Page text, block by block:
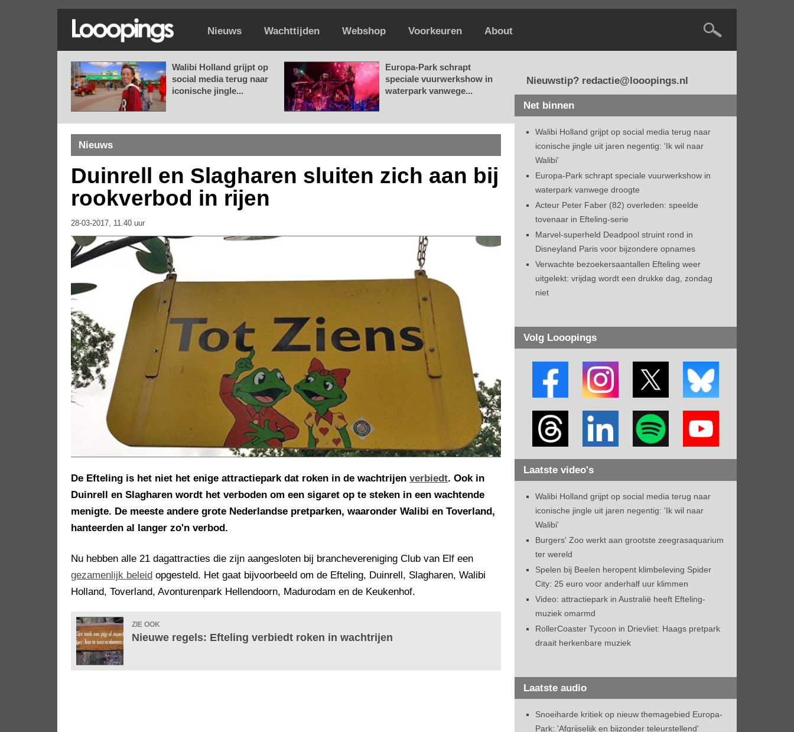
Nieuws Wachttijden Webshop Voorkeuren About
Walibi Holland grijpt op
social media terug naar
iconische jingle...
Europa-Park schrapt
speciale vuurwerkshow in
waterpark vanwege...
Nieuws
Duinrell en Slagharen sluiten zich aan bij
rookverbod in rijen
28-03-2017, 11.40 uur
De Efteling is het niet het enige attractiepark dat roken in de wachtrijen verbiedt. Ook in
Duinrell en Slagharen wordt het verboden om een sigaret op te steken in een wachtende
menigte. De meeste andere grote Nederlandse pretparken, waaronder Walibi en Toverland,
hanteerden al langer zo'n verbod.
Nu hebben alle 21 dagattracties die zijn aangesloten bij branchevereniging Club van Elf een
gezamenlijk beleid opgesteld. Het gaat bijvoorbeeld om de Efteling, Duinrell, Slagharen, Walibi
Holland, Toverland, Avonturenpark Hellendoorn, Madurodam en de Keukenhof.
ZIE OOK
Nieuwe regels: Efteling verbiedt roken in wachtrijen
Nieuwstip? redactie@looopings.nl
Net binnen
Walibi Holland grijpt op social media terug naar
iconische jingle uit jaren negentig: 'Ik wil naar
Walibi'
Europa-Park schrapt speciale vuurwerkshow in
waterpark vanwege droogte
Acteur Peter Faber (82) overleden: speelde
tovenaar in Efteling-serie
Marvel-superheld Deadpool struint rond in
Disneyland Paris voor bijzondere opnames
Verwachte bezoekersaantallen Efteling weer
uitgelekt: vrijdag wordt een drukke dag, zondag
niet
Volg Looopings
Laatste video's
Walibi Holland grijpt op social media terug naar
iconische jingle uit jaren negentig: 'Ik wil naar
Walibi'
Burgers' Zoo werkt aan grootste zeegrasaquarium
ter wereld
Spelen bij Beelen heropent klimbeleving Spider
City: 25 euro voor anderhalf uur klimmen
Video: attractiepark in Australië heeft Efteling-
muziek omarmd
RollerCoaster Tycoon in Drievliet: Haags pretpark
draait herkenbare muziek
Laatste audio
Snoeiharde kritiek op nieuw themagebied Europa-
Park: 'Afgrijselijk en bijzonder teleurstellend'